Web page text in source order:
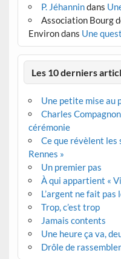
P. Jéhannindans
Association Bourg
Environdans Une
Les 10 derniers
Une petite mise au
Charles
cérémonie
Ce que révèlent
Rennes »
Un premier pas
À qui appartient «
L’argent ne fait pas
Trop, c’est trop
Jamais contents
Une heure ça va,
Drôle de